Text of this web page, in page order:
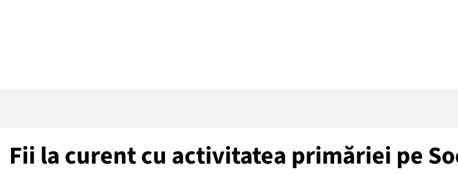
Fii la curent cu activitatea primăriei pe